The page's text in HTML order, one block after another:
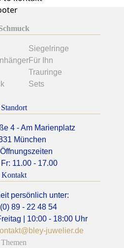
Siegelringe
Für Ihn
Trauringe
Sets
Standort
4 - Am Marienplatz
München
11.00 - 17.00
Kontakt
persönlich unter:
89 - 22 48 54
| 10:00 - 18:00 Uhr
juwelier.de
Themen